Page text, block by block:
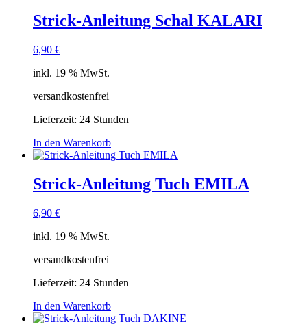
Strick-Anleitung Schal KALARI
6,90 €
inkl. 19 % MwSt.
versandkostenfrei
Lieferzeit: 24 Stunden
In den Warenkorb
Strick-Anleitung Tuch EMILA
6,90 €
inkl. 19 % MwSt.
versandkostenfrei
Lieferzeit: 24 Stunden
In den Warenkorb